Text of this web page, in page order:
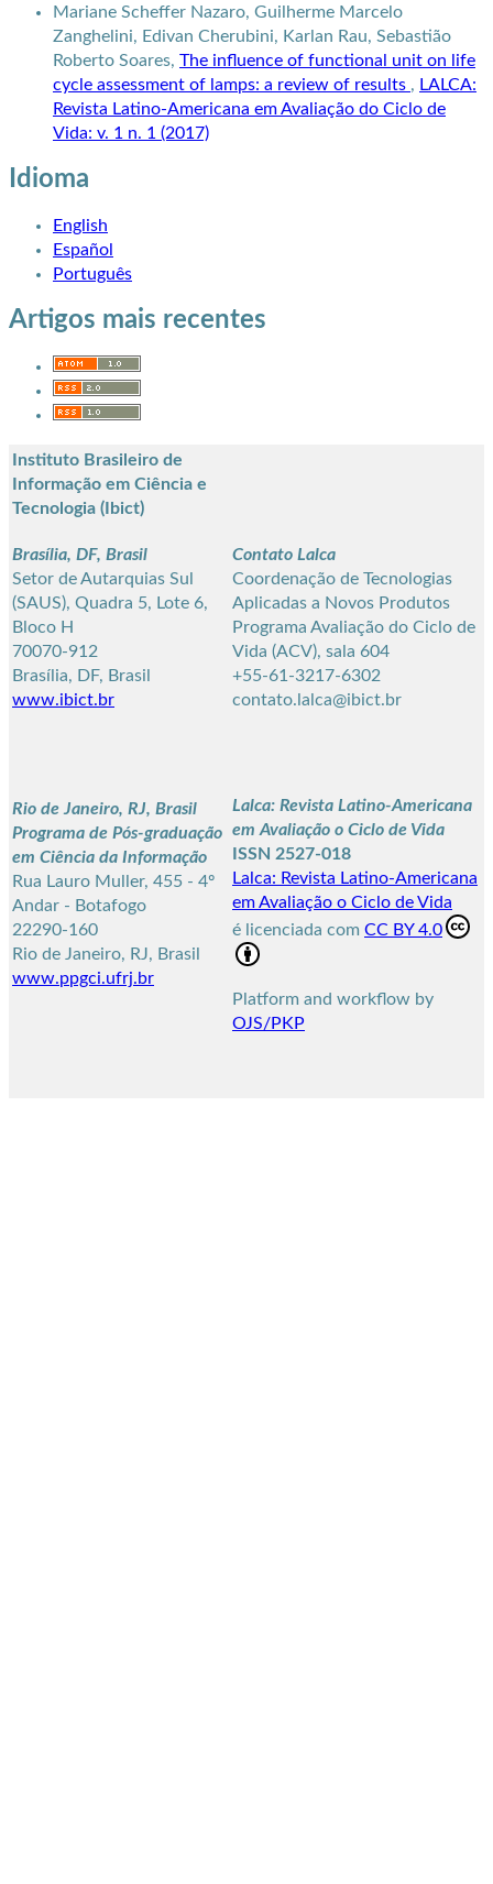
Mariane Scheffer Nazaro, Guilherme Marcelo
Zanghelini, Edivan Cherubini, Karlan Rau, Sebastião
Roberto Soares, The influence of functional unit on life
cycle assessment of lamps: a review of results , LALCA:
Revista Latino-Americana em Avaliação do Ciclo de
Vida: v. 1 n. 1 (2017)
Idioma
English
Español
Português
Artigos mais recentes
Instituto Brasileiro de
Informação em Ciência e
Tecnologia (Ibict)
Brasília, DF, Brasil
Setor de Autarquias Sul
(SAUS), Quadra 5, Lote 6,
Bloco H
70070-912
Brasília, DF, Brasil
www.ibict.br
Contato Lalca
Coordenação de Tecnologias
Aplicadas a Novos Produtos
Programa Avaliação do Ciclo de
Vida (ACV), sala 604
+55-61-3217-6302
contato.lalca@ibict.br
Rio de Janeiro, RJ, Brasil
Programa de Pós-graduação
em Ciência da Informação
Rua Lauro Muller, 455 - 4º
Andar - Botafogo
22290-160
Rio de Janeiro, RJ, Brasil
www.ppgci.ufrj.br
Lalca: Revista Latino-Americana
em Avaliação o Ciclo de Vida
ISSN 2527-018
Lalca: Revista Latino-Americana
em Avaliação o Ciclo de Vida
é licenciada com CC BY 4.0
Platform and workflow by
OJS/PKP